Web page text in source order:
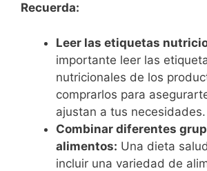
Recuerda:
Leer las etiquetas
importante leer las
nutricionales de los
comprarlos para
ajustan a tus necesidades.
Combinar diferentes
alimentos: Una dieta
incluir una variedad de